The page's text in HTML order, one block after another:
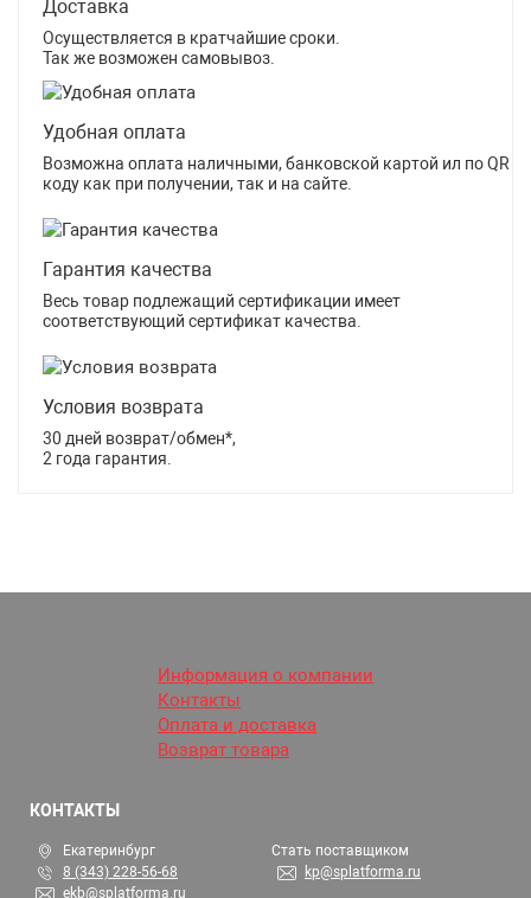
Доставка
Осуществляется в кратчайшие сроки.
Так же возможен самовывоз.
Удобная оплата
Возможна оплата наличными, банковской картой ил по QR
коду как при получении, так и на сайте.
Гарантия качества
Весь товар подлежащий сертификации имеет
соответствующий сертификат качества.
Условия возврата
30 дней возврат/обмен*,
2 года гарантия.
Информация о компании
Контакты
Оплата и доставка
Возврат товара
КОНТАКТЫ
Екатеринбург
8 (343) 228-56-68
ekb@splatforma.ru
Стать поставщиком
kp@splatforma.ru